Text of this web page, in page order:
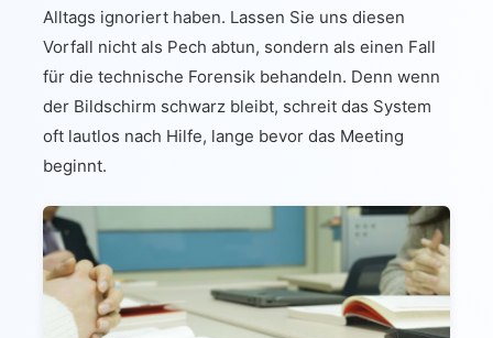
Alltags ignoriert haben. Lassen Sie uns diesen
Vorfall nicht als Pech abtun, sondern als einen Fall
für die technische Forensik behandeln. Denn wenn
der Bildschirm schwarz bleibt, schreit das System
oft lautlos nach Hilfe, lange bevor das Meeting
beginnt.